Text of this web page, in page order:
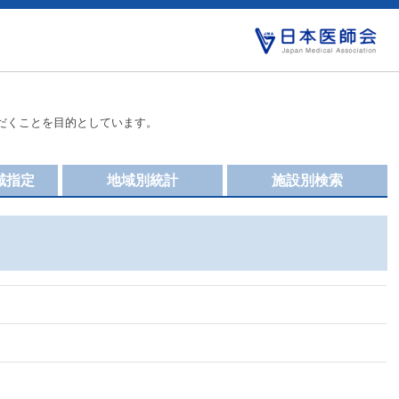
ことを目的としています。
施設別検索
地域別統計
指定